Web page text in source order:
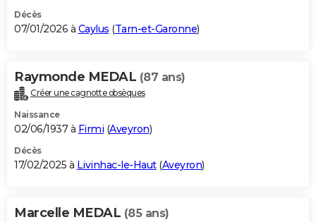
S'inscrire
Se connecter
Lycées
Collèges
Primaires
Universités
Entreprises
Service militaire
Avis de recherche
AVIS DE DÉCÈS
Bricolage
Lifestyle
Culture
Sport
Auto
Television
Voyage
Cinema
Décès
07/01/2026 à Caylus (Tarn-et-Garonne)
Raymonde MEDAL (87 ans)
Créer une cagnotte obsèques
Naissance
02/06/1937 à Firmi (Aveyron)
Décès
17/02/2025 à Livinhac-le-Haut(Aveyron)
Marcelle MEDAL (85 ans)